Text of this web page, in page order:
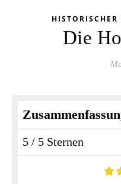
HISTORISCHER
Die
5 / 5 Sternen